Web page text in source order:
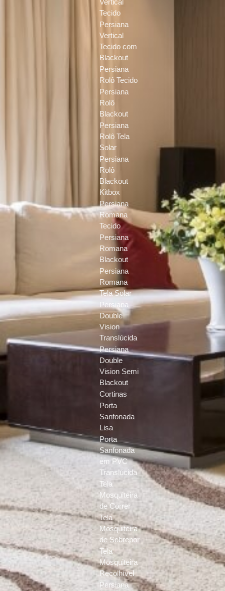
Vertical
Tecido
Persiana
Vertical
Tecido com
Blackout
Persiana
Rolô Tecido
Persiana
Rolô
Blackout
Persiana
Rolô Tela
Solar
Persiana
Rolô
Blackout
Kitbox
Persiana
Romana
Tecido
Persiana
Romana
Blackout
Persiana
Romana
Tela Solar
Persiana
Double
Vision
Translúcida
Persiana
Double
Vision Semi
Blackout
Cortinas
Porta
Sanfonada
Lisa
Porta
Sanfonada
em PVC
Translúcida
Tela
Mosquiteira
de Correr
Tela
Mosquiteira
de Sobrepor
Tela
Mosquiteira
Recolhível
Persiana